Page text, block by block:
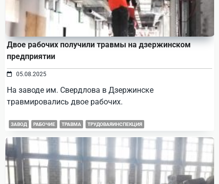
Двое рабочих получили травмы на дзержинском
предприятии
05.08.2025
На заводе им. Свердлова в Дзержинске
травмировались двое рабочих.
ЗАВОД РАБОЧИЕ ТРАВМА ТРУДОВАЯИНСПЕКЦИЯ